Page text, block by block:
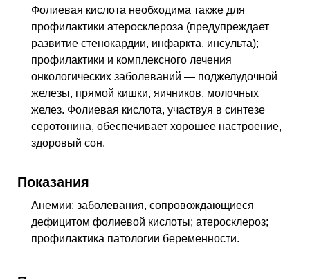
Фолиевая кислота необходима также для
профилактики атеросклероза (предупреждает
развитие стенокардии, инфаркта, инсульта);
профилактики и комплексного лечения
онкологических заболеваний — поджелудочной
железы, прямой кишки, яичников, молочных
желез. Фолиевая кислота, участвуя в синтезе
серотонина, обеспечивает хорошее настроение,
здоровый сон.
Показания
Анемии; заболевания, сопровождающиеся
дефицитом фолиевой кислоты; атеросклероз;
профилактика патологии беременности.